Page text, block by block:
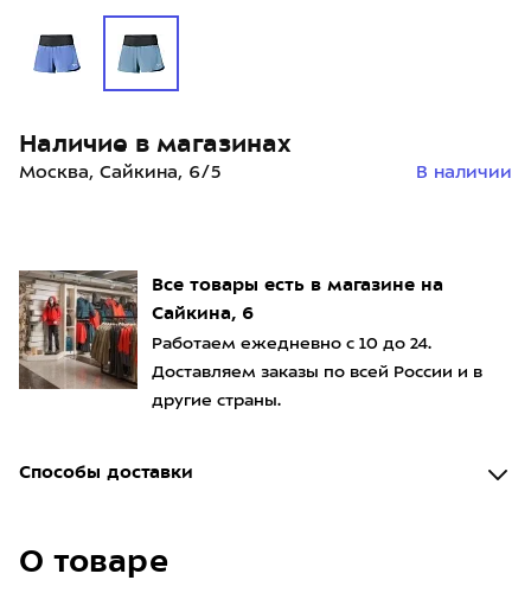
Все товары есть в магазине на
Сайкина, 6
Работаем ежедневно с 10 до 24.
Доставляем заказы по всей России и в
другие страны.
Способы доставки
О товаре
Наличие в магазинах
Москва, Сайкина, 6/5 В наличии